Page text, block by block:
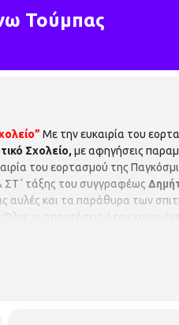
Τούμπας
Με την ευκαιρία του
Σχολείο, με αφηγήσεις
του εορτασμού της
ΣΤ΄ τάξης του συγγραφέως
και τα παράθυρα των
οι απαντήσεις ήταν